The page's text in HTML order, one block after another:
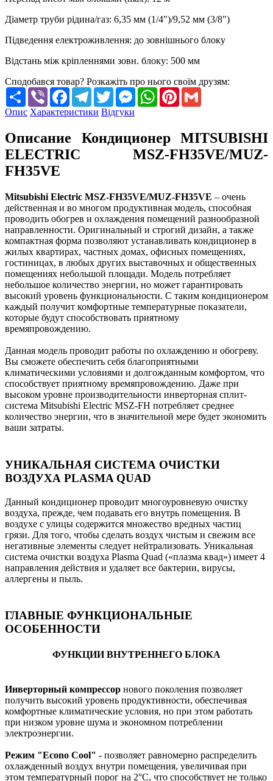
Діаметр труби рідина/газ: 6,35 мм (1/4")/9,52 мм (3/8")
Підведення електроживлення: до зовнішнього блоку
Відстань між кріпленнями зовн. блоку: 500 мм
Сподобався товар? Розкажіть про нього своїм друзям:
Share Viber FacebookTelegramTwitterMessengerWhatsApp
Pinterest
Опис Характеристики Відгуки
Описание Кондиционер MITSUBISHI
ELECTRIC MSZ-FH35VE/MUZ-
FH35VE
Mitsubishi Electric MSZ-FH35VE/MUZ-FH35VE – очень
действенная и во многом продуктивная модель, способная
проводить обогрев и охлаждения помещений разнообразной
направленности. Оригинальный и строгий дизайн, а также
компактная форма позволяют устанавливать кондиционер в
жилых квартирах, частных домах, офисных помещениях,
гостиницах, в любых других выставочных и общественных
помещениях небольшой площади. Модель потребляет
небольшое количество энергии, но может гарантировать
высокий уровень функциональности. С таким кондиционером
каждый получит комфортные температурные показатели,
которые будут способствовать приятному
времяпровождению.
Данная модель проводит работы по охлаждению и обогреву.
Вы сможете обеспечить себя благоприятными
климатическими условиями и долгожданным комфортом, что
способствует приятному времяпровождению. Даже при
высоком уровне производительности инверторная сплит-
система Mitsubishi Electric MSZ-FH потребляет среднее
количество энергии, что в значительной мере будет экономить
ваши затраты.
УНИКАЛЬНАЯ СИСТЕМА ОЧИСТКИ
ВОЗДУХА PLASMA QUAD
Данный кондиционер проводит многоуровневую очистку
воздуха, прежде, чем подавать его внутрь помещения. В
воздухе с улицы содержится множество вредных частиц
грязи. Для того, чтобы сделать воздух чистым и свежим все
негативные элементы следует нейтрализовать. Уникальная
система очистки воздуха Plasma Quad («плазма квад») имеет 4
направления действия и удаляет все бактерии, вирусы,
аллергены и пыль.
ГЛАВНЫЕ ФУНКЦИОНАЛЬНЫЕ
ОСОБЕННОСТИ
ФУНКЦИИ ВНУТРЕННЕГО БЛОКА
Инверторный компрессор нового поколения позволяет
получить высокий уровень продуктивности, обеспечивая
комфортные климатические условия, но при этом работать
при низком уровне шума и экономном потреблении
электроэнергии.
Режим "Econo Cool" - позволяет равномерно распределить
охлажденный воздух внутри помещения, увеличивая при
этом температурный порог на 2°C, что способствует не только